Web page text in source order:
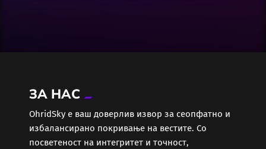
Еротика
Забава
ЗА НАС
ОhridSky е ваш доверлив извор за сеопфатно и
избалансирано покривање на вестите. Со
посветеност на интегритет и точност,